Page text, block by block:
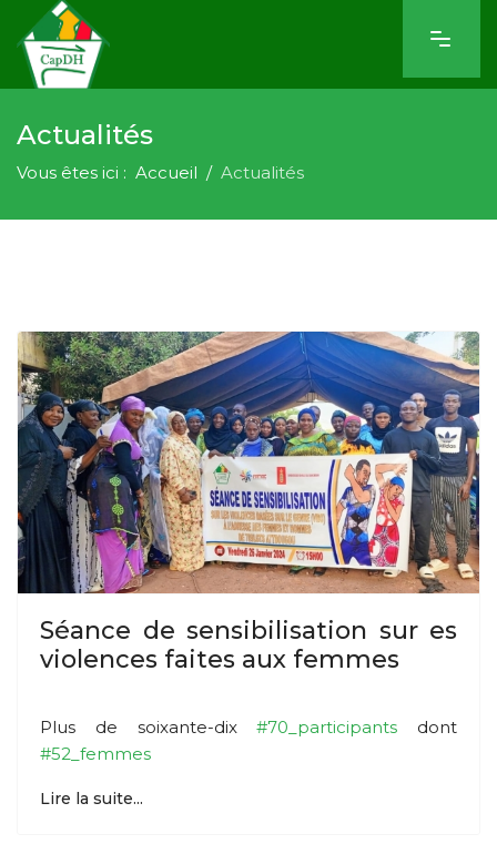
Actualités
Vous êtes ici : Accueil Actualités
Séance de sensibilisation sur es
violences faites aux femmes
Plus de soixante-dix#70_participants dont
#52_femmes
Lire la suite...